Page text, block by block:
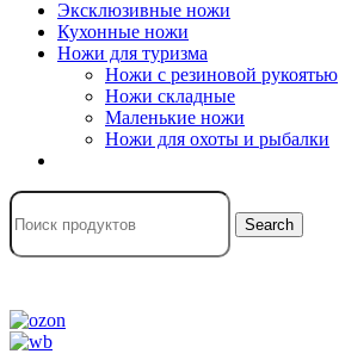
Эксклюзивные ножи
Кухонные ножи
Ножи для туризма
Ножи с резиновой рукоятью
Ножи складные
Маленькие ножи
Ножи для охоты и рыбалки
Search